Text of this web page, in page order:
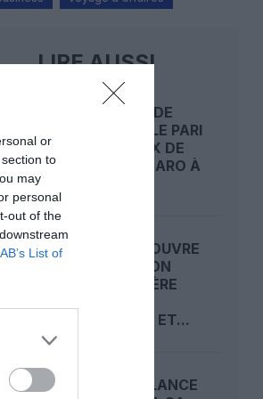
or
to
may
personal
out of the
List of
LIRE AUSSI
VOYAGES DE
GROUPE : LE PARI
AMBITIEUX DE
JÉRÔME CARO À
AIR INDIA OUVRE
UNE LIAISON
SAISONNIÈRE
TORONTO ET...
JETBLUE LANCE